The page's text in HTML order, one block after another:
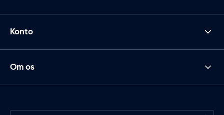
Konto
Om os